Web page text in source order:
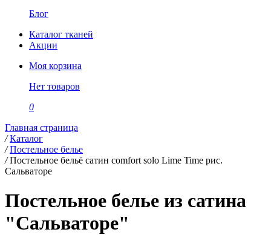
Блог
Каталог тканей
Акции
Моя корзина
Нет товаров
0
Главная страница
/ Каталог
/ Постельное белье
/ Постельное бельё сатин comfort solo Lime Time рис.
Сальваторе
Постельное белье из сатина
"Сальваторе"